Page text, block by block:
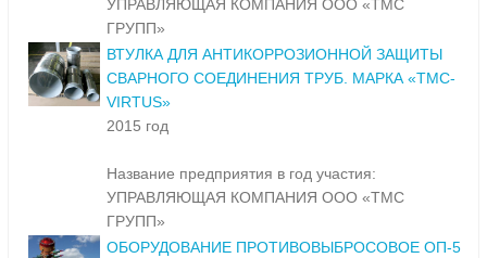
УПРАВЛЯЮЩАЯ КОМПАНИЯ ООО «ТМС
ГРУПП»
ВТУЛКА ДЛЯ АНТИКОРРОЗИОННОЙ ЗАЩИТЫ
СВАРНОГО СОЕДИНЕНИЯ ТРУБ. МАРКА «ТМС-
VIRTUS»
2015 год
Название предприятия в год участия:
УПРАВЛЯЮЩАЯ КОМПАНИЯ ООО «ТМС
ГРУПП»
ОБОРУДОВАНИЕ ПРОТИВОВЫБРОСОВОЕ ОП-5